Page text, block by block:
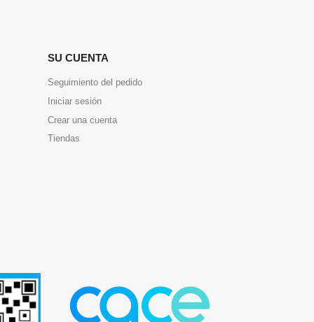
SU CUENTA
Seguimiento del pedido
Iniciar sesión
Crear una cuenta
Tiendas